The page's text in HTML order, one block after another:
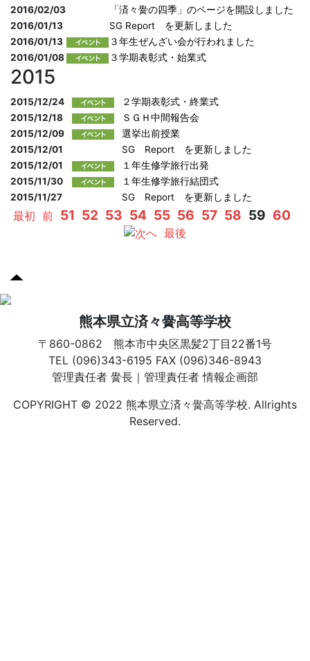
2016/02/03
「済々黌の四季」のページを開設しました
2016/01/13
SG Report を更新しました
2016/01/13
３年生ぜんざい会が行われました
2016/01/08
３学期表彰式・始業式
2015
2015/12/24
２学期表彰式・終業式
2015/12/18
ＳＧＨ中間報告会
2015/12/09
選挙出前授業
2015/12/01
SG Report を更新しました
2015/12/01
１年生修学旅行出発
2015/11/30
１年生修学旅行結団式
2015/11/27
SG Report を更新しました
最初 前 51 52 53 54 55 56 57 58 59 60
へ 最後
熊本県立済々黌高等学校
〒860-0862 熊本市中央区黒髪2丁目22番1号
TEL (096)343-6195 FAX (096)346-8943
管理責任者 黌長｜管理責任者 情報企画部
COPYRIGHT © 2022 熊本県立済々黌高等学校. Allrights
Reserved.